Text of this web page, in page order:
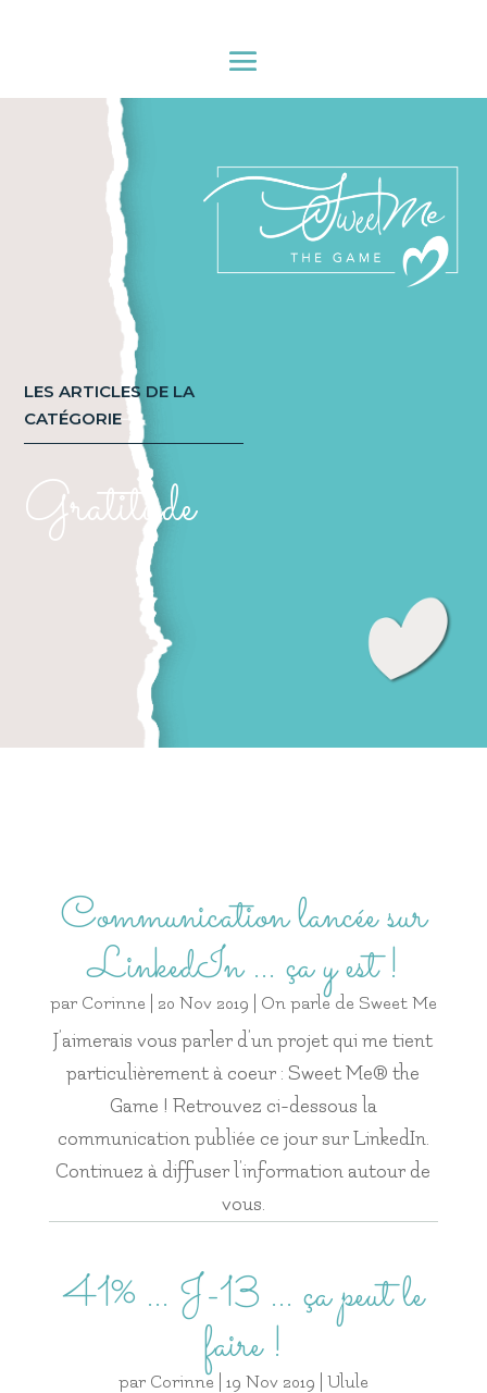
LES ARTICLES DE LA
CATÉGORIE
Gratitude
Communication lancée sur
LinkedIn … ça y est !
par Corinne| 20 Nov 2019 On parle de Sweet Me
J’aimerais vous parler d’un projet qui me tient
particulièrement à coeur : Sweet Me® the
Game ! Retrouvez ci-dessous la
communication publiée ce jour sur LinkedIn.
Continuez à diffuser l’information autour de
vous.
41% … J-13 … ça peut le
faire !
par Corinne| 19 Nov 2019 Ulule